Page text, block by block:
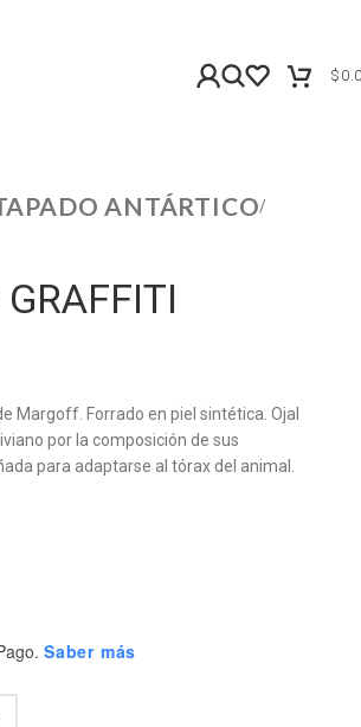
$
ANTÁRTICO/
Margoff. Forrado en piel sintética. Ojal
por la composición de sus
para adaptarse al tórax del animal.
Saber más